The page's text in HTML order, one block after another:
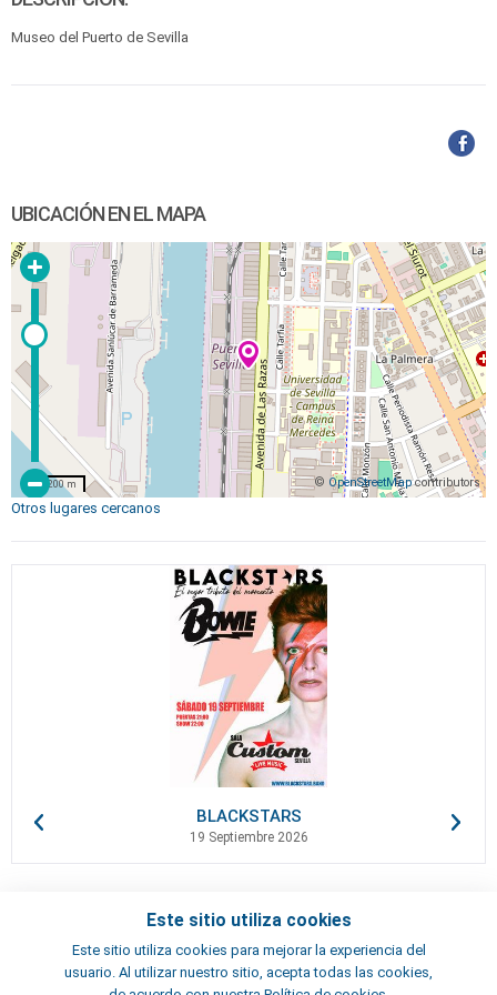
Museo del Puerto de Sevilla
UBICACIÓN EN EL MAPA
© OpenStreetMapcontributors
200 m
Otros lugares cercanos
BLACKSTARS
19 Septiembre 2026
Este sitio utiliza cookies
Este sitio utiliza cookies para mejorar la experiencia del
usuario. Al utilizar nuestro sitio, acepta todas las cookies,
Términos y condiciones